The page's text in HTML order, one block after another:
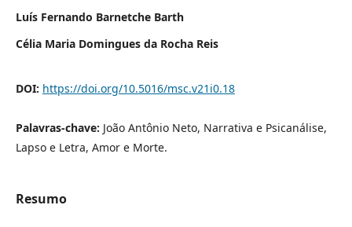
Luís Fernando Barnetche Barth
Célia Maria Domingues da Rocha Reis
DOI: https://doi.org/10.5016/msc.v21i0.18
Palavras-chave: João Antônio Neto, Narrativa e Psicanálise,
Lapso e Letra, Amor e Morte.
Resumo